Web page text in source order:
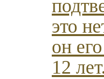
это
он
12